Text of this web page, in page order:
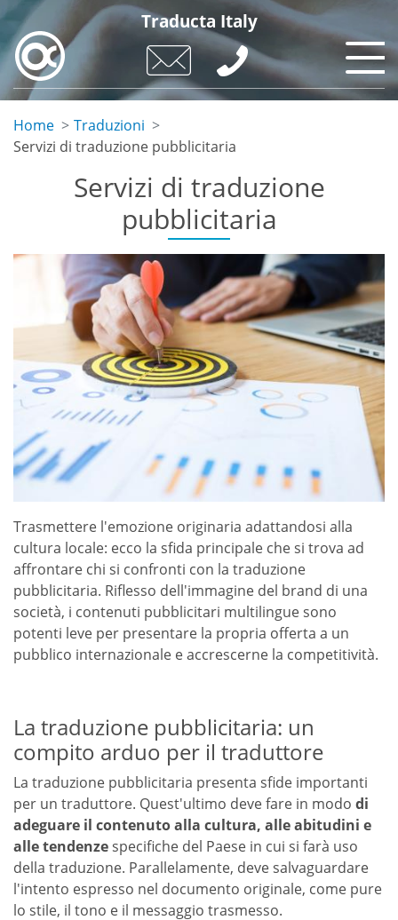
Skip
main
content
Traducta Italy
Home
Traduzioni
Servizi di traduzione pubblicitaria
Servizi di traduzione
pubblicitaria
Trasmettere l'emozione originaria adattandosi alla
cultura locale: ecco la sfida principale che si trova ad
affrontare chi si confronti con la traduzione
pubblicitaria. Riflesso dell'immagine del brand di una
società, i contenuti pubblicitari multilingue sono
potenti leve per presentare la propria offerta a un
pubblico internazionale e accrescerne la competitività.
La traduzione pubblicitaria: un
compito arduo per il traduttore
La traduzione pubblicitaria presenta sfide importanti
per un traduttore. Quest'ultimo deve fare in modo di
adeguare il contenuto alla cultura, alle abitudini e
alle tendenzespecifiche del Paese in cui si farà uso
della traduzione. Parallelamente, deve salvaguardare
l'intento espresso nel documento originale, come pure
lo stile, il tono e il messaggio trasmesso.